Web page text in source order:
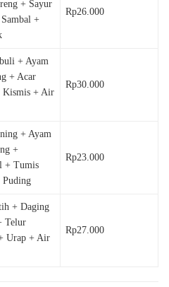
+ Sayur
+
Rp26.000
+ Ayam
+ Acar
Kismis + Air
Rp30.000
+ Ayam
+
+ Tumis
Puding
Rp23.000
+ Daging
Telur
Urap + Air
Rp27.000